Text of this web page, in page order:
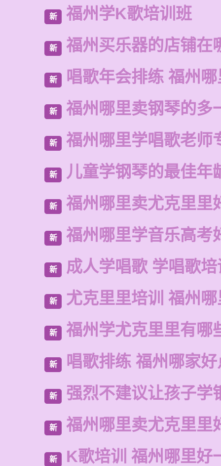
新 福州学K歌培训班
新 福州买乐器的店铺在
新 唱歌年会排练 福州
新 福州哪里卖钢琴的多
新 福州哪里学唱歌老师
新 儿童学钢琴的最佳年
新 福州哪里卖尤克里里
新 福州哪里学音乐高考
新 成人学唱歌 学唱歌培
新 尤克里里培训 福州
新 福州学尤克里里有哪
新 唱歌排练 福州哪家
新 强烈不建议让孩子学
新 福州哪里卖尤克里里
新 K歌培训 福州哪里好